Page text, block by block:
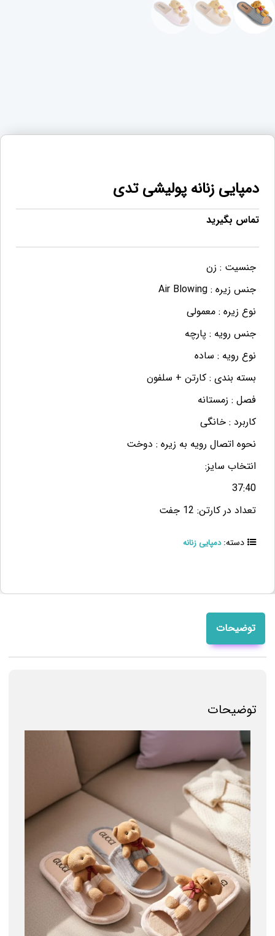
دمپایی زنانه پولیشی تدی
تماس بگیرید
جنسیت : زن
جنس زیره : Air Blowing
نوع زیره : معمولی
جنس رویه : پارچه
نوع رویه : ساده
بسته بندی : کارتن + سلفون
فصل : زمستانه
کاربرد : خانگی
نحوه اتصال رویه به زیره : دوخت
انتخاب سایز:
37:40
تعداد در کارتن: 12 جفت
دسته:دمپایی زنانه
توضیحات
توضیحات